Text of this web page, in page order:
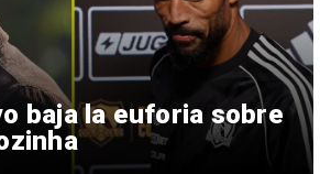
baja la euforia sobre